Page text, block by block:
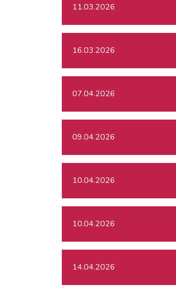
11.03.2026
16.03.2026
07.04.2026
09.04.2026
10.04.2026
10.04.2026
14.04.2026